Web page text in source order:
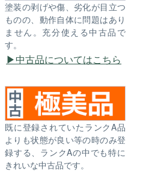
塗装の剥げや傷、劣化が目立つ
ものの、動作自体に問題はあり
ません。充分使える中古品で
す。
中古品についてはこちら
既に登録されていたランクA品
よりも状態が良い等の時のみ登
録する、ランクAの中でも特に
きれいな中古品です。